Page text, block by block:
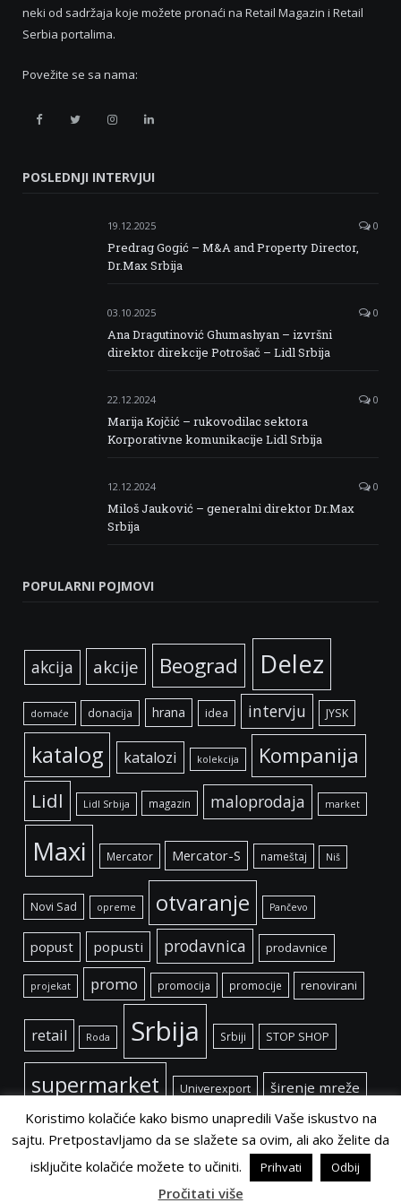
neki od sadržaja koje možete pronaći na Retail Magazin i Retail
Serbia portalima.
Povežite se sa nama:
Retail
Facebook
Retail
Twitter
Retail
Instagram
Retail
Linkedin
POSLEDNJI INTERVJUI
19.12.2025 0
Predrag Gogić – M&A and Property Director,
Dr.Max Srbija
03.10.2025 0
Ana Dragutinović Ghumashyan – izvršni
direktor direkcije Potrošač – Lidl Srbija
22.12.2024 0
Marija Kojčić – rukovodilac sektora
Korporativne komunikacije Lidl Srbija
12.12.2024 0
Miloš Jauković – generalni direktor Dr.Max
Srbija
POPULARNI POJMOVI
akcija akcije Beograd Delez
domaće donacija hrana idea intervju JYSK
katalog katalozi kolekcija Kompanija
Lidl Lidl Srbija magazin maloprodaja market
Maxi Mercator Mercator-S nameštaj Niš
Novi Sad opreme otvaranje Pančevo
popust popusti prodavnica prodavnice
projekat promo promocija promocije renovirani
retail Roda Srbija Srbiji STOP SHOP
supermarket Univerexport širenje mreže
©Retail Magazin2021.
Koristimo kolačiće kako bismo unapredili Vaše iskustvo na
sajtu. Pretpostavljamo da se slažete sa ovim, ali ako želite da
isključite kolačiće možete to učiniti.
Prihvati Odbij
Pročitati više